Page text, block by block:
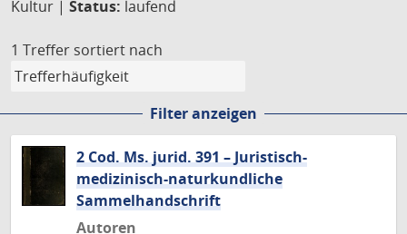
Kultur | Status: laufend
1 Treffer sortiert nach
Filter anzeigen
2 Cod. Ms. jurid. 391 – Juristisch-
medizinisch-naturkundliche
Sammelhandschrift
Autoren